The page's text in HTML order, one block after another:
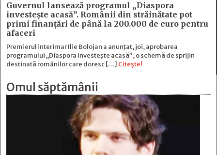
Guvernul lansează programul „Diaspora
investește acasă”. Românii din străinătate pot
primi finanțări de până la 200.000 de euro pentru
afaceri
Premierul interimar Ilie Bolojan a anunțat, joi, aprobarea
programului „Diaspora investește acasă”, o schemă de sprijin
destinată românilor care doresc […] Citește!
Omul săptămânii